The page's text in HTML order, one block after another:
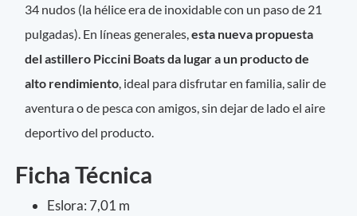
34 nudos (la hélice era de inoxidable con un paso de 21
pulgadas). En líneas generales,esta nueva propuesta
del astillero Piccini Boats da lugar a un producto de
alto rendimiento, ideal para disfrutar en familia, salir de
aventura o de pesca con amigos, sin dejar de lado el aire
deportivo del producto.
Ficha Técnica
Eslora: 7,01 m